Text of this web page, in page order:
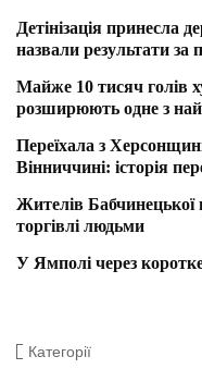
Детінізація принесла
назвали результати за
Майже 10 тисяч голів
розширюють одне з
Переїхала з
Вінниччині: історія
Жителів
торгівлі людьми
У Ямполі через
Категорії